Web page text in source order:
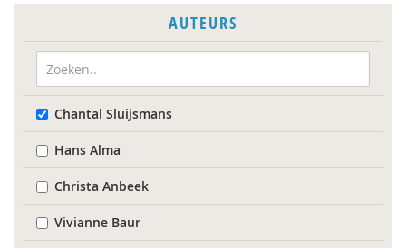
AUTEURS
Chantal Sluijsmans
Hans Alma
Christa Anbeek
Vivianne Baur